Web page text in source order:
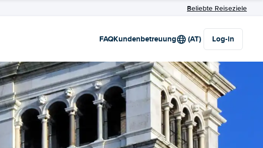
Beliebte Reiseziele
FAQKundenbetreuung (AT) Log-in